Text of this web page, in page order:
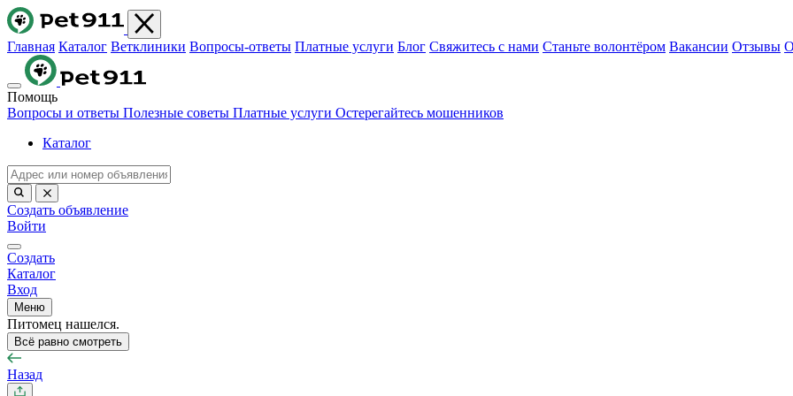
Главная Каталог Ветклиники Вопросы-ответы Платные услуги Блог Свяжитесь с нами Станьте волонтёром Вакансии Отзывы
Помощь
Вопросы и ответы Полезные советы Платные услуги Остерегайтесь мошенников
Каталог
Создать объявление
Войти
Создать
Каталог
Вход
Меню
Питомец нашелся.
Всё равно смотреть
Назад